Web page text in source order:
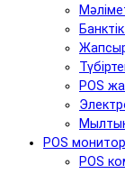
POS
POS
POS